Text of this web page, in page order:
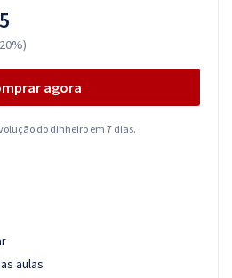
agora
do dinheiro em 7 dias.
aulas